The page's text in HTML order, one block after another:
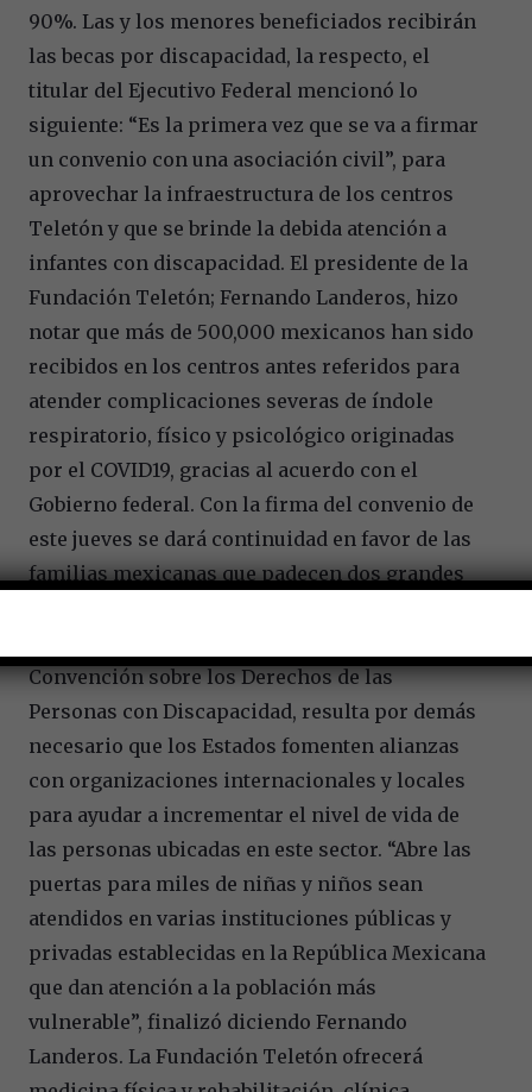
90%. Las y los menores beneficiados recibirán
las becas por discapacidad, la respecto, el
titular del Ejecutivo Federal mencionó lo
siguiente: “Es la primera vez que se va a firmar
un convenio con una asociación civil”, para
aprovechar la infraestructura de los centros
Teletón y que se brinde la debida atención a
infantes con discapacidad. El presidente de la
Fundación Teletón; Fernando Landeros, hizo
notar que más de 500,000 mexicanos han sido
recibidos en los centros antes referidos para
atender complicaciones severas de índole
respiratorio, físico y psicológico originadas
por el COVID19, gracias al acuerdo con el
Gobierno federal. Con la firma del convenio de
este jueves se dará continuidad en favor de las
familias mexicanas que padecen dos grandes
Convención sobre los Derechos de las
Personas con Discapacidad, resulta por demás
necesario que los Estados fomenten alianzas
con organizaciones internacionales y locales
para ayudar a incrementar el nivel de vida de
las personas ubicadas en este sector. “Abre las
puertas para miles de niñas y niños sean
atendidos en varias instituciones públicas y
privadas establecidas en la República Mexicana
que dan atención a la población más
vulnerable”, finalizó diciendo Fernando
Landeros. La Fundación Teletón ofrecerá